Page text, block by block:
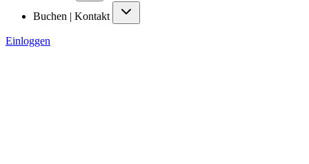
Buchen | Kontakt
Einloggen